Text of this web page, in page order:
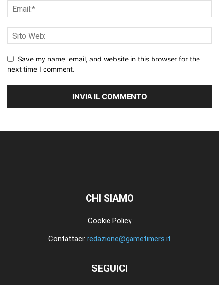
Save my name, email, and website in this browser for the
next time I comment.
CHI SIAMO
Cookie Policy
Contattaci: redazione@gametimers.it
SEGUICI